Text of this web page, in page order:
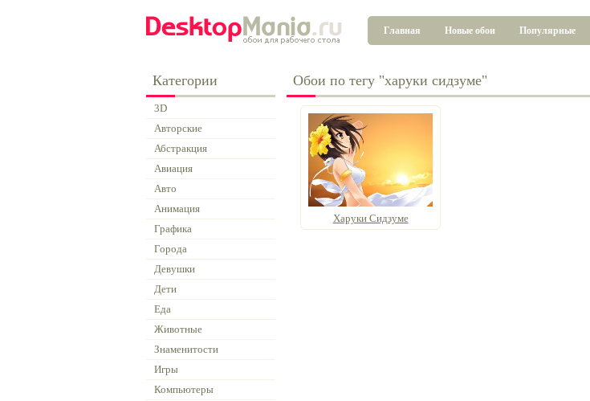
Главная Новые обои Популярные
Категории
3D
Авторские
Абстракция
Авиация
Авто
Анимация
Графика
Города
Девушки
Дети
Еда
Животные
Знаменитости
Игры
Компьютеры
Обои по тегу "харуки сидзуме"
Харуки Сидзуме